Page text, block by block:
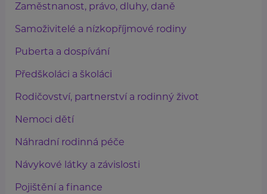
Zaměstnanost, právo, dluhy, daně
Samoživitelé a nízkopříjmové rodiny
Puberta a dospívání
Předškoláci a školáci
Rodičovství, partnerství a rodinný život
Nemoci dětí
Náhradní rodinná péče
Návykové látky a závislosti
Pojištění a finance